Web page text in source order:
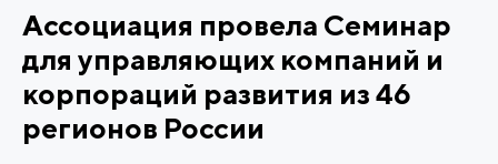
Ассоциация провела Семинар
для управляющих компаний и
корпораций развития из 46
регионов России